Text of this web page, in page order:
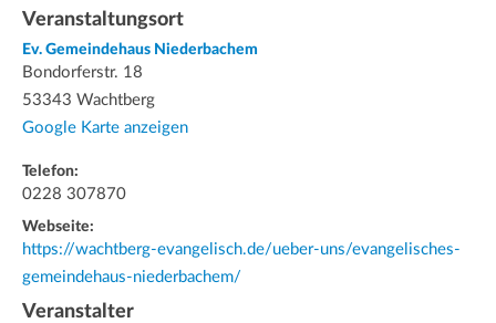
Veranstaltungsort
Ev. Gemeindehaus Niederbachem
Bondorferstr. 18
53343 Wachtberg
Google Karte anzeigen
Telefon:
0228 307870
Webseite:
https://wachtberg-evangelisch.de/ueber-uns/evangelisches-
gemeindehaus-niederbachem/
Veranstalter